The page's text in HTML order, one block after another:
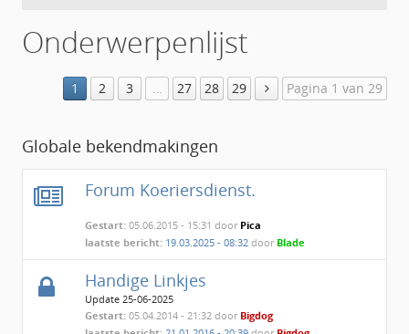
Onderwerpenlijst
1 2 3 … 27 28 29 Pagina 1 van 29
Globale bekendmakingen
Forum Koeriersdienst.
Gestart: 05.06.2015 - 15:31 door Pica
laatste bericht: 19.03.2025 - 08:32door Blade
Handige Linkjes
Update 25-06-2025
Gestart: 05.04.2014 - 21:32 door Bigdog